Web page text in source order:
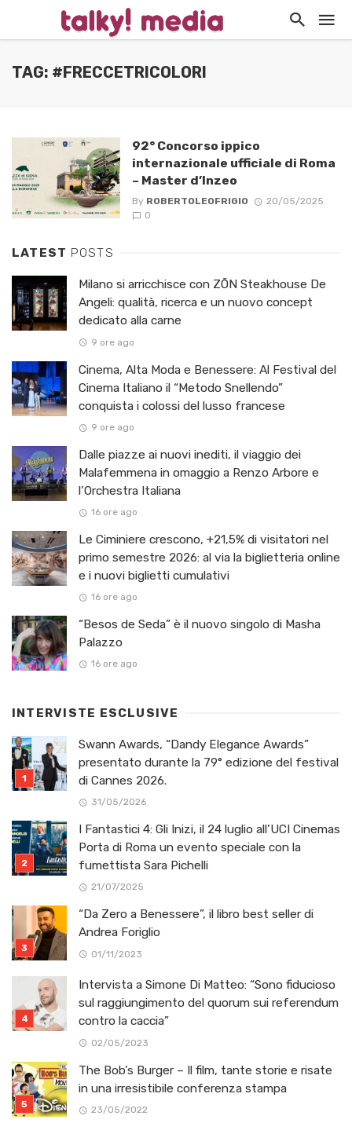
TAG: #FRECCETRICOLORI
92° Concorso ippico
internazionale ufficiale di Roma
– Master d’Inzeo
By ROBERTOLEOFRIGIO
20/05/2025
0
LATEST POSTS
Milano si arricchisce con ZŌN Steakhouse De
Angeli: qualità, ricerca e un nuovo concept
dedicato alla carne
9 ore ago
Cinema, Alta Moda e Benessere: Al Festival del
Cinema Italiano il “Metodo Snellendo”
conquista i colossi del lusso francese
9 ore ago
Dalle piazze ai nuovi inediti, il viaggio dei
Malafemmena in omaggio a Renzo Arbore e
l’Orchestra Italiana ​
16 ore ago
Le Ciminiere crescono, +21,5% di visitatori nel
primo semestre 2026: al via la biglietteria online
e i nuovi biglietti cumulativi
16 ore ago
“Besos de Seda” è il nuovo singolo di Masha
Palazzo
16 ore ago
INTERVISTE ESCLUSIVE
Swann Awards, “Dandy Elegance Awards”
presentato durante la 79° edizione del festival
di Cannes 2026.
31/05/2026
I Fantastici 4: Gli Inizi, il 24 luglio all’UCI Cinemas
Porta di Roma un evento speciale con la
fumettista Sara Pichelli
21/07/2025
“Da Zero a Benessere”, il libro best seller di
Andrea Foriglio
01/11/2023
Intervista a Simone Di Matteo: “Sono fiducioso
sul raggiungimento del quorum sui referendum
contro la caccia”
02/05/2023
The Bob’s Burger – Il film, tante storie e risate
in una irresistibile conferenza stampa
23/05/2022